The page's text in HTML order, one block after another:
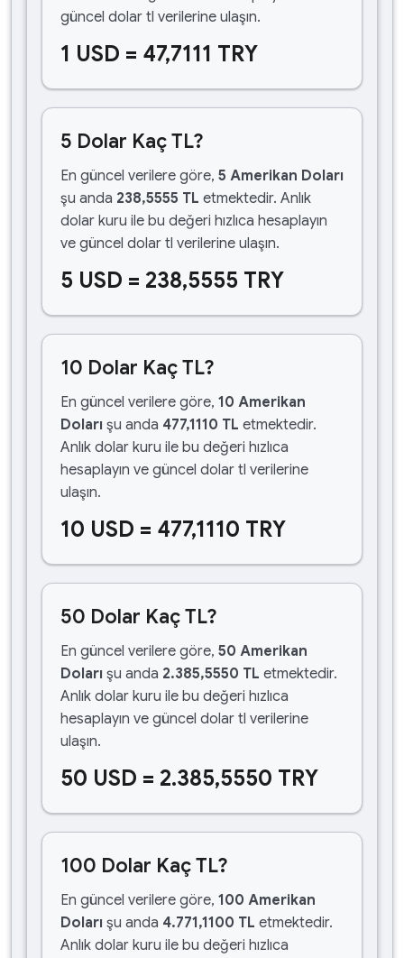
güncel dolar tl verilerine ulaşın.
1 USD = 47,7111 TRY
5 Dolar Kaç TL?
En güncel verilere göre, 5 Amerikan Doları
şu anda 238,5555 TL etmektedir. Anlık
dolar kuru ile bu değeri hızlıca hesaplayın
ve güncel dolar tl verilerine ulaşın.
5 USD = 238,5555 TRY
10 Dolar Kaç TL?
En güncel verilere göre, 10 Amerikan
Doları şu anda 477,1110 TL etmektedir.
Anlık dolar kuru ile bu değeri hızlıca
hesaplayın ve güncel dolar tl verilerine
ulaşın.
10 USD = 477,1110 TRY
50 Dolar Kaç TL?
En güncel verilere göre, 50 Amerikan
Doları şu anda 2.385,5550 TL etmektedir.
Anlık dolar kuru ile bu değeri hızlıca
hesaplayın ve güncel dolar tl verilerine
ulaşın.
50 USD = 2.385,5550 TRY
100 Dolar Kaç TL?
En güncel verilere göre, 100 Amerikan
Doları şu anda 4.771,1100 TL etmektedir.
Anlık dolar kuru ile bu değeri hızlıca